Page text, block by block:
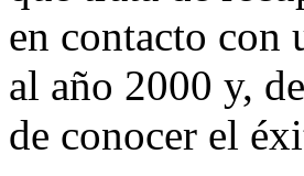
en contacto con
al año 2000 y,
de conocer el